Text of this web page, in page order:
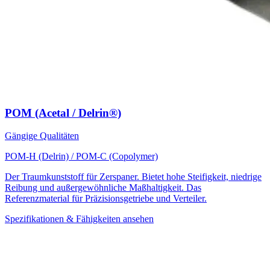
POM (Acetal / Delrin®)
Gängige Qualitäten
POM-H (Delrin) / POM-C (Copolymer)
Der Traumkunststoff für Zerspaner. Bietet hohe Steifigkeit, niedrige
Reibung und außergewöhnliche Maßhaltigkeit. Das
Referenzmaterial für Präzisionsgetriebe und Verteiler.
Spezifikationen & Fähigkeiten ansehen